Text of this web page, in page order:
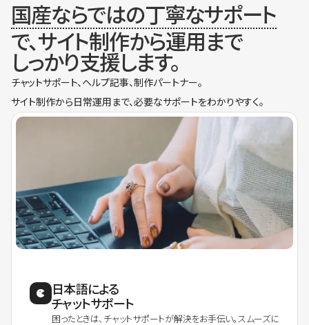
国産ならではの丁寧なサポート
で、サイト制作から運用まで
しっかり支援します。
チャットサポート、ヘルプ記事、制作パートナー。
サイト制作から日常運用まで、必要なサポートをわかりやすく。
日本語による
チャットサポート
困ったときは、チャットサポートが解決をお手伝い。スムーズに